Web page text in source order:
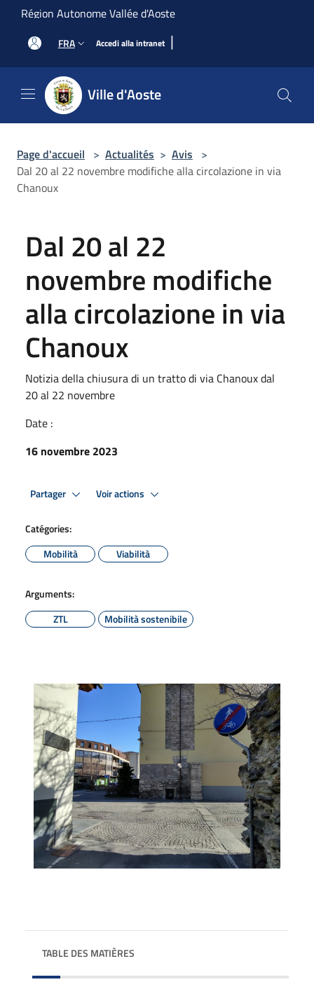
Salta al contenuto principale
Région Autonome Vallée d'Aoste
FRA Accedi alla intranet |
Ville d'Aoste
Page d'accueil > Actualités > Avis >
Dal 20 al 22 novembre modifiche alla circolazione in via
Chanoux
Dal 20 al 22
novembre modifiche
alla circolazione in via
Chanoux
Notizia della chiusura di un tratto di via Chanoux dal
20 al 22 novembre
Date :
16 novembre 2023
Partager Voir actions
Catégories:
Mobilità
Viabilità
Arguments:
ZTL
Mobilità sostenibile
TABLE DES MATIÈRES